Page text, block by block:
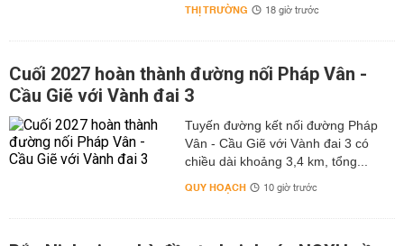
THỊ TRƯỜNG 18 giờ trước
Cuối 2027 hoàn thành đường nối Pháp Vân -
Cầu Giẽ với Vành đai 3
Tuyến đường kết nối đường Pháp
Vân - Cầu Giẽ với Vành đai 3 có
chiều dài khoảng 3,4 km, tổng...
QUY HOẠCH 10 giờ trước